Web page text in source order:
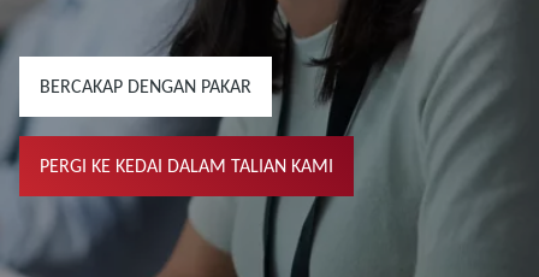
BERCAKAP DENGAN PAKAR
PERGI KE KEDAI DALAM TALIAN KAMI